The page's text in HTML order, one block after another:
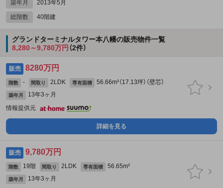
築年月
2013年5月
総階数 40階建
グランドターミナルタワー本八幡の販売物件一覧
8,280～9,780万円 （2件）
販売 8280万円
階数 - 間取り 2LDK 専有面積 56.66m²（17.13坪）（壁芯）
築年月
13年3ヶ月
情報提供元
詳細を見る
販売 9,780万円
階数 19階 間取り 2LDK 専有面積 56.65m²
築年月
13年3ヶ月